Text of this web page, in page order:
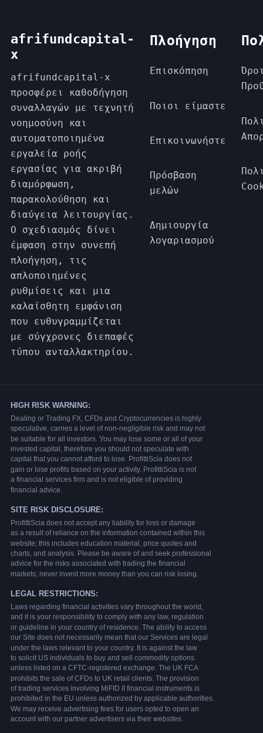
afrifundcapital-
x
afrifundcapital-x
προσφέρει καθοδήγηση
συναλλαγών με τεχνητή
νοημοσύνη και
αυτοματοποιημένα
εργαλεία ροής
εργασίας για ακριβή
διαμόρφωση,
παρακολούθηση και
διαύγεια λειτουργίας.
Ο σχεδιασμός δίνει
έμφαση στην συνεπή
πλοήγηση, τις
απλοποιημένες
ρυθμίσεις και μια
καλαίσθητη εμφάνιση
που ευθυγραμμίζεται
με σύγχρονες διεπαφές
τύπου ανταλλακτηρίου.
Πλοήγηση
Επισκόπηση
Ποιοι είμαστε
Επικοινωνήστε
Πρόσβαση
μελών
Δημιουργία
λογαριασμού